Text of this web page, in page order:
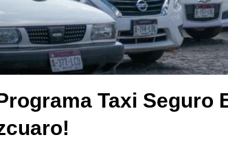
Taxi Seguro